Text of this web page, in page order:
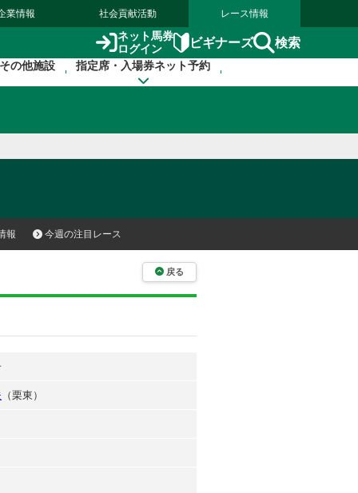
業情報 社会貢献活動 レース情報
ネット馬券
ログイン
ビギナーズ 検索
の他施設 指定席・入場券ネット予約
報 今週の注目レース
戻る
（栗東）